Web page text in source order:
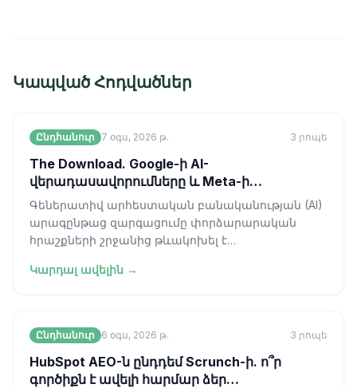
Կապված Հոդվածներ
Ընդհանուր 7 օգս, 2026 թ. 3 րոպե
The Download. Google-ի AI-
վերադասավորումները և Meta-ի
անվերահսկելի մոդելը
Գեներատիվ արհեստական բանականության (AI)
արագընթաց զարգացումը փորձարարական
հրաշքների շրջանից թևակոխել է
Ձեռնարկությունների
Կարդալ ավելին →
Ընդհանուր 6 օգս, 2026 թ. 3 րոպե
HubSpot AEO-ն ընդդեմ Scrunch-ի. ո՞ր
գործիքն է ավելի հարմար ձեր